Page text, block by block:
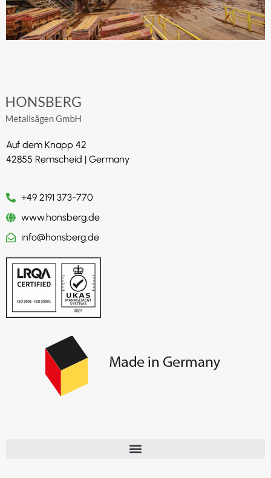
Auf dem Knapp 42
42855 Remscheid | Germany
+49 2191 373-770
www.honsberg.de
info@honsberg.de